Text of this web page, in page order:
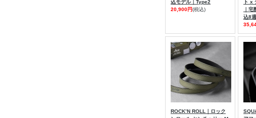
込モデル｜Type2
20,900円(税込)
ト x
｜
込8
ROCK’N ROLL｜ロック